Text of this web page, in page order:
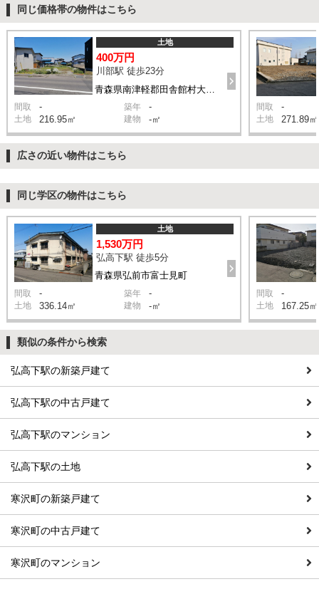
同じ価格帯の物件はこちら
土地
400万円
川部駅 徒歩23分
間取 - 築年 -
土地 216.95㎡ 建物 -㎡
間取 -
土地 271.89㎡
広さの近い物件はこちら
同じ学区の物件はこちら
青森県弘前市富士見町
土地
1,530万円
弘高下駅 徒歩5分
間取 - 築年 -
土地 336.14㎡ 建物 -㎡
間取 -
土地 167.25㎡
類似の条件から検索
弘高下駅の新築戸建て
弘高下駅の中古戸建て
弘高下駅のマンション
弘高下駅の土地
寒沢町の新築戸建て
寒沢町の中古戸建て
寒沢町のマンション